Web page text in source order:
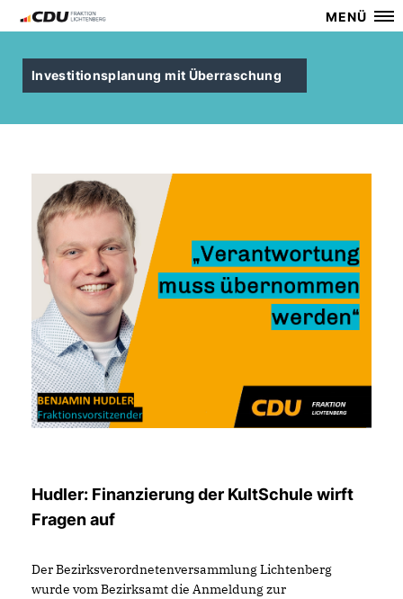
MENÜ
Investitionsplanung mit Überraschung
Hudler: Finanzierung der KultSchule wirft
Fragen auf
Der Bezirksverordnetenversammlung Lichtenberg
wurde vom Bezirksamt die Anmeldung zur